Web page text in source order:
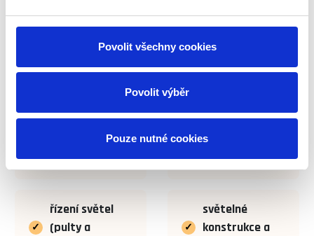
Povolit všechny cookies
Povolit výběr
Pouze nutné cookies
Co zajišťujeme
scénické a
osvětlení
✓
PAR reflektory
a světelné
systémy
✓
řízení světel
(pulty a
✓
světelné
konstrukce a